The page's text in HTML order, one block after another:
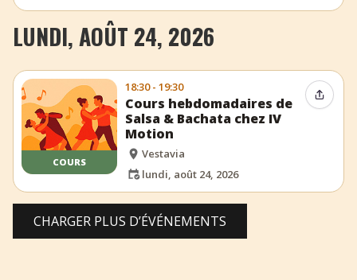
LUNDI, AOÛT 24, 2026
COURS
18:30 - 19:30
Cours hebdomadaires de
Salsa & Bachata chez IV
Motion
Vestavia
lundi, août 24, 2026
CHARGER PLUS D’ÉVÉNEMENTS